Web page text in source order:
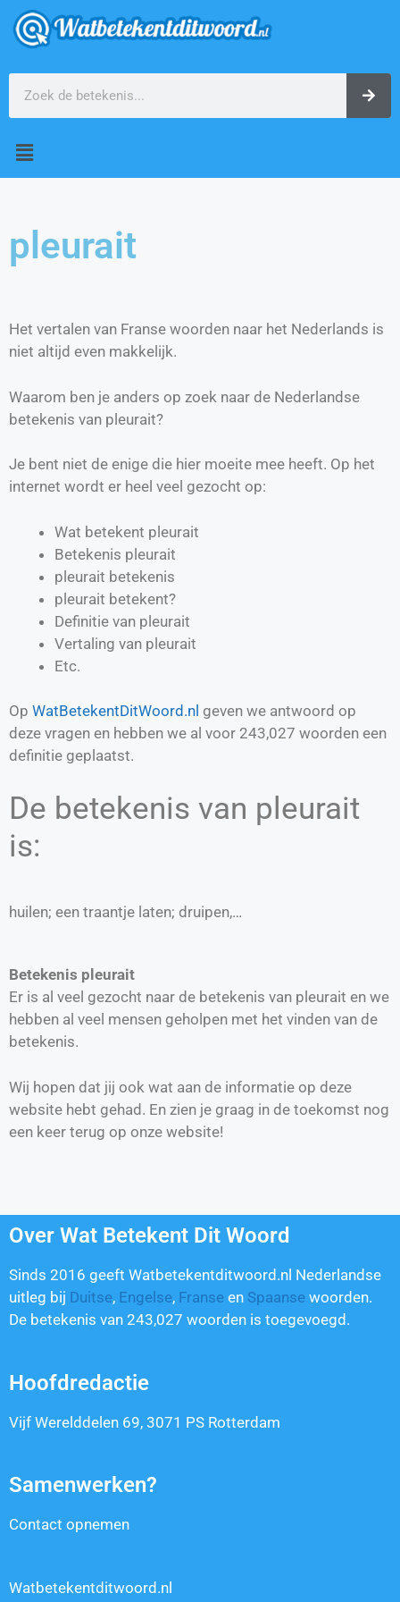
pleurait
Het vertalen van Franse woorden naar het Nederlands is
niet altijd even makkelijk.
Waarom ben je anders op zoek naar de Nederlandse
betekenis van pleurait?
Je bent niet de enige die hier moeite mee heeft. Op het
internet wordt er heel veel gezocht op:
Wat betekent pleurait
Betekenis pleurait
pleurait betekenis
pleurait betekent?
Definitie van pleurait
Vertaling van pleurait
Etc.
Op WatBetekentDitWoord.nl geven we antwoord op
deze vragen en hebben we al voor 243,027 woorden een
definitie geplaatst.
De betekenis van pleurait
is:
huilen; een traantje laten; druipen,…
Betekenis pleurait
Er is al veel gezocht naar de betekenis van pleurait en we
hebben al veel mensen geholpen met het vinden van de
betekenis.
Wij hopen dat jij ook wat aan de informatie op deze
website hebt gehad. En zien je graag in de toekomst nog
een keer terug op onze website!
Over Wat Betekent Dit Woord
Sinds 2016 geeft Watbetekentditwoord.nl Nederlandse
uitleg bij Duitse, Engelse, Franse en Spaanse woorden.
De betekenis van 243,027 woorden is toegevoegd.
Hoofdredactie
Vijf Werelddelen 69, 3071 PS Rotterdam
Samenwerken?
Contact opnemen
Watbetekentditwoord.nl